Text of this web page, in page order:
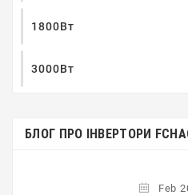
1800Вт
3000Вт
БЛОГ ПРО ІНВЕРТОРИ
Feb